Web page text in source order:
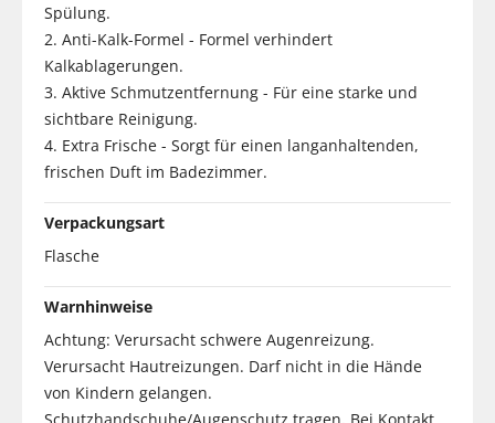
Spülung.
2. Anti-Kalk-Formel - Formel verhindert
Kalkablagerungen.
3. Aktive Schmutzentfernung - Für eine starke und
sichtbare Reinigung.
4. Extra Frische - Sorgt für einen langanhaltenden,
frischen Duft im Badezimmer.
Verpackungsart
Flasche
Warnhinweise
Achtung: Verursacht schwere Augenreizung.
Verursacht Hautreizungen. Darf nicht in die Hände
von Kindern gelangen.
Schutzhandschuhe/Augenschutz tragen. Bei Kontakt